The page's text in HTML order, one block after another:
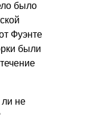
было
Фуэнте
были
не